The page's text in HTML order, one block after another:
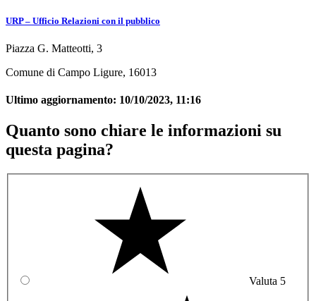
URP – Ufficio Relazioni con il pubblico
Piazza G. Matteotti, 3
Comune di Campo Ligure, 16013
Ultimo aggiornamento: 10/10/2023, 11:16
Quanto sono chiare le informazioni su
questa pagina?
Valuta 5